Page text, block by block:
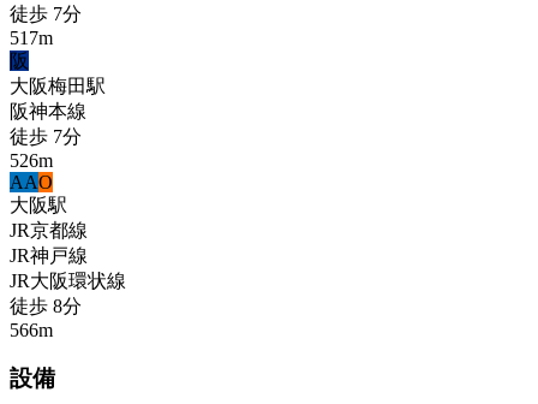
徒歩 7分
517m
阪
大阪梅田駅
阪神本線
徒歩 7分
526m
AAO
大阪駅
JR京都線
JR神戸線
JR大阪環状線
徒歩 8分
566m
設備